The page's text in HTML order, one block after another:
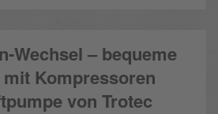
Wechsel – bequeme
Kompressoren
von Trotec